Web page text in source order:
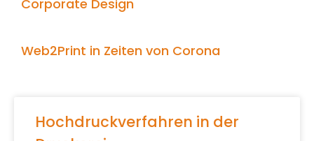
Corporate Design
Web2Print in Zeiten von Corona
Hochdruckverfahren in der